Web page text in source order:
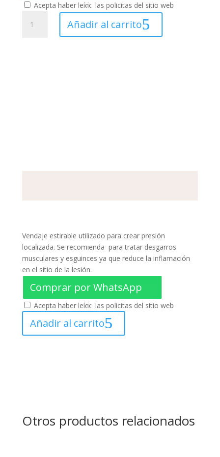
Acepta haber leído las policitas del sitio web
herenco
Añadir al carrito
Vendaje estirable utilizado para crear presión
localizada. Se recomienda para tratar desgarros
musculares y esguinces ya que reduce la inflamación
en el sitio de la lesión.
Comprar por WhatsApp
Acepta haber leído las policitas del sitio web
Añadir al carrito
Otros productos relacionados